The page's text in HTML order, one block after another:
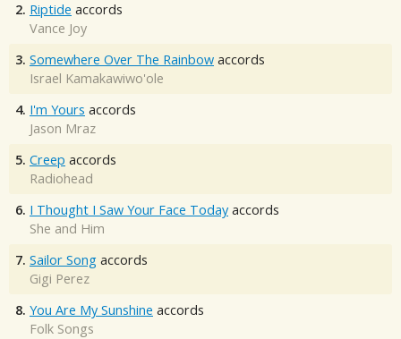
2. Riptide accords
Vance Joy
3. Somewhere Over The Rainbow accords
Israel Kamakawiwo'ole
4. I'm Yours accords
Jason Mraz
5. Creep accords
Radiohead
6. I Thought I Saw Your Face Today accords
She and Him
7. Sailor Song accords
Gigi Perez
8. You Are My Sunshine accords
Folk Songs